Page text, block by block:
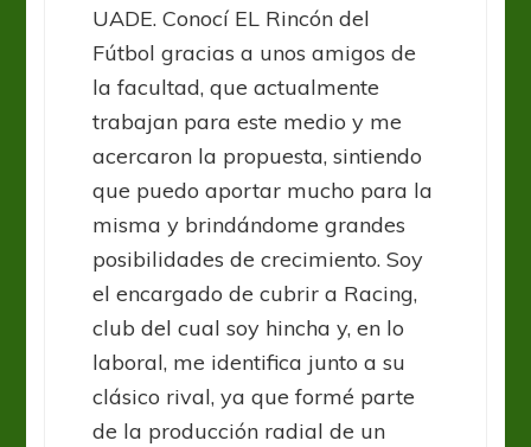
UADE. Conocí EL Rincón del
Fútbol gracias a unos amigos de
la facultad, que actualmente
trabajan para este medio y me
acercaron la propuesta, sintiendo
que puedo aportar mucho para la
misma y brindándome grandes
posibilidades de crecimiento. Soy
el encargado de cubrir a Racing,
club del cual soy hincha y, en lo
laboral, me identifica junto a su
clásico rival, ya que formé parte
de la producción radial de un